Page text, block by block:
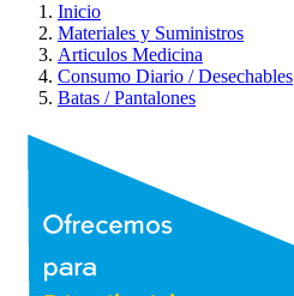
Inicio
Materiales y Suministros
Articulos Medicina
Consumo Diario / Desechables
Batas / Pantalones